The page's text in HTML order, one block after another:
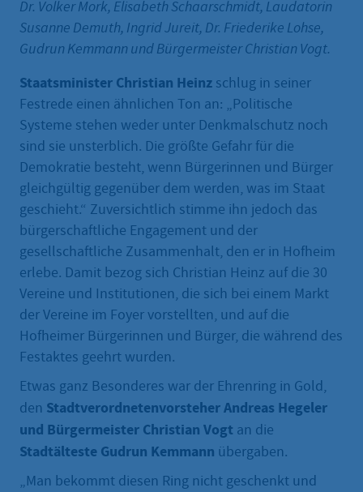
Dr. Volker Mork, Elisabeth Schaarschmidt, Laudatorin
Susanne Demuth, Ingrid Jureit, Dr. Friederike Lohse,
Gudrun Kemmann und Bürgermeister Christian Vogt.
Staatsminister Christian Heinz schlug in seiner
Festrede einen ähnlichen Ton an: „Politische
Systeme stehen weder unter Denkmalschutz noch
sind sie unsterblich. Die größte Gefahr für die
Demokratie besteht, wenn Bürgerinnen und Bürger
gleichgültig gegenüber dem werden, was im Staat
geschieht.“ Zuversichtlich stimme ihn jedoch das
bürgerschaftliche Engagement und der
gesellschaftliche Zusammenhalt, den er in Hofheim
erlebe. Damit bezog sich Christian Heinz auf die 30
Vereine und Institutionen, die sich bei einem Markt
der Vereine im Foyer vorstellten, und auf die
Hofheimer Bürgerinnen und Bürger, die während des
Festaktes geehrt wurden.
Etwas ganz Besonderes war der Ehrenring in Gold,
den Stadtverordnetenvorsteher Andreas Hegeler
und Bürgermeister Christian Vogt an die
Stadtälteste Gudrun Kemmann übergaben.
„Man bekommt diesen Ring nicht geschenkt und